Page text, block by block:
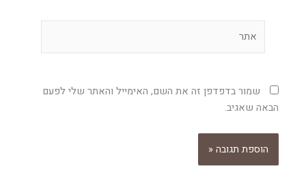
שמור בדפדפן זה את השם, האימייל והאתר שלי לפעם
הבאה שאגיב.